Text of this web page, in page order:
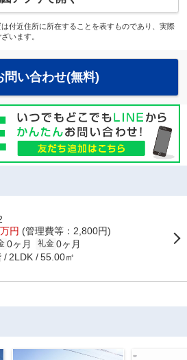
付近住所に所在することを表すものであり、実際
います。
問い合わせ(無料)
円 (管理費等：2,800円)
0ヶ月 礼金 0ヶ月
2LDK 55.00㎡